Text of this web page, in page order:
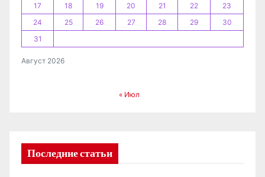
м
Август 2026
17
18 19 20 21 22
23
24
25 26 27 28 29
30
31
« Июл
Последние статьи